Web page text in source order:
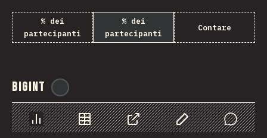
% dei
partecipanti
% dei
partecipanti
Contare
BigInt
Grafico Dati CondividerePersonalizza i dati
Comments